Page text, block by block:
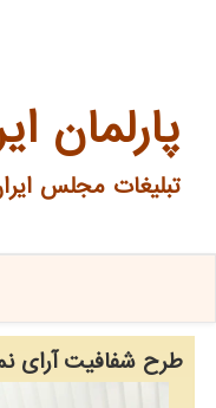
پارلمان
تبلیغات مجلس
طرح شفافیت آرای